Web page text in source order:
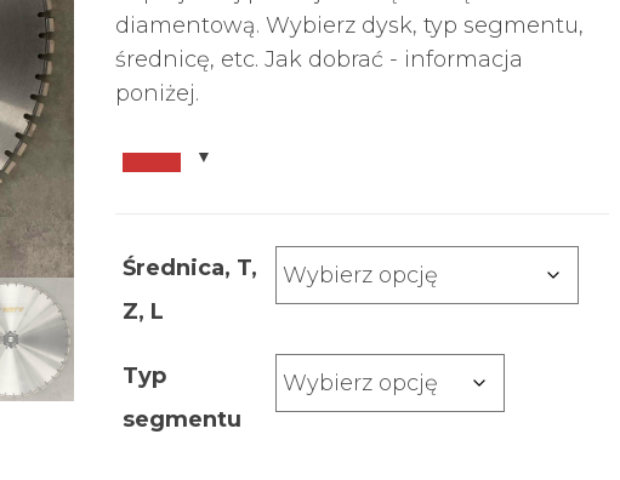
diamentową. Wybierz dysk, typ segmentu,
średnicę, etc. Jak dobrać - informacja
poniżej.
Średnica, T,
Z, L
Typ
segmentu